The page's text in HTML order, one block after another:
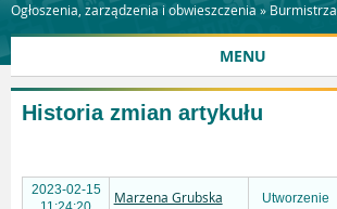
Ogłoszenia, zarządzenia i obwieszczenia » Burmistrza
MENU
Historia zmian artykułu
2023-02-15
Marzena Grubska Utworzenie